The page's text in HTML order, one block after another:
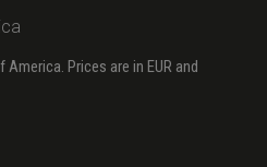
Prices are in EUR and